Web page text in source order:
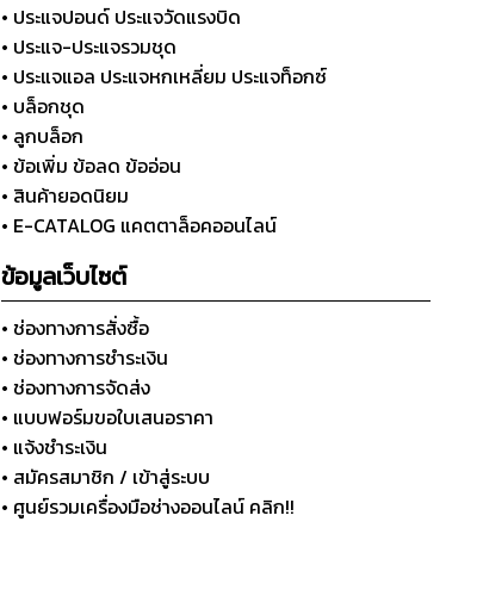
• ประแจปอนด์ ประแจวัดแรงบิด
• ประแจ-ประแจรวมชุด
• ประแจแอล ประแจหกเหลี่ยม ประแจท็อกซ์
• บล็อกชุด
• ลูกบล็อก
• ข้อเพิ่ม ข้อลด ข้ออ่อน
• สินค้ายอดนิยม
• E-CATALOG แคตตาล็อคออนไลน์
ข้อมูลเว็บไซต์
• ช่องทางการสั่งซื้อ
• ช่องทางการชำระเงิน
• ช่องทางการจัดส่ง
• แบบฟอร์มขอใบเสนอราคา
• แจ้งชำระเงิน
• สมัครสมาชิก / เข้าสู่ระบบ
• ศูนย์รวมเครื่องมือช่างออนไลน์ คลิก!!